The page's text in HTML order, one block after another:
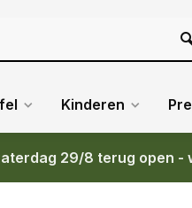
Kinderen
29/8 terug open -